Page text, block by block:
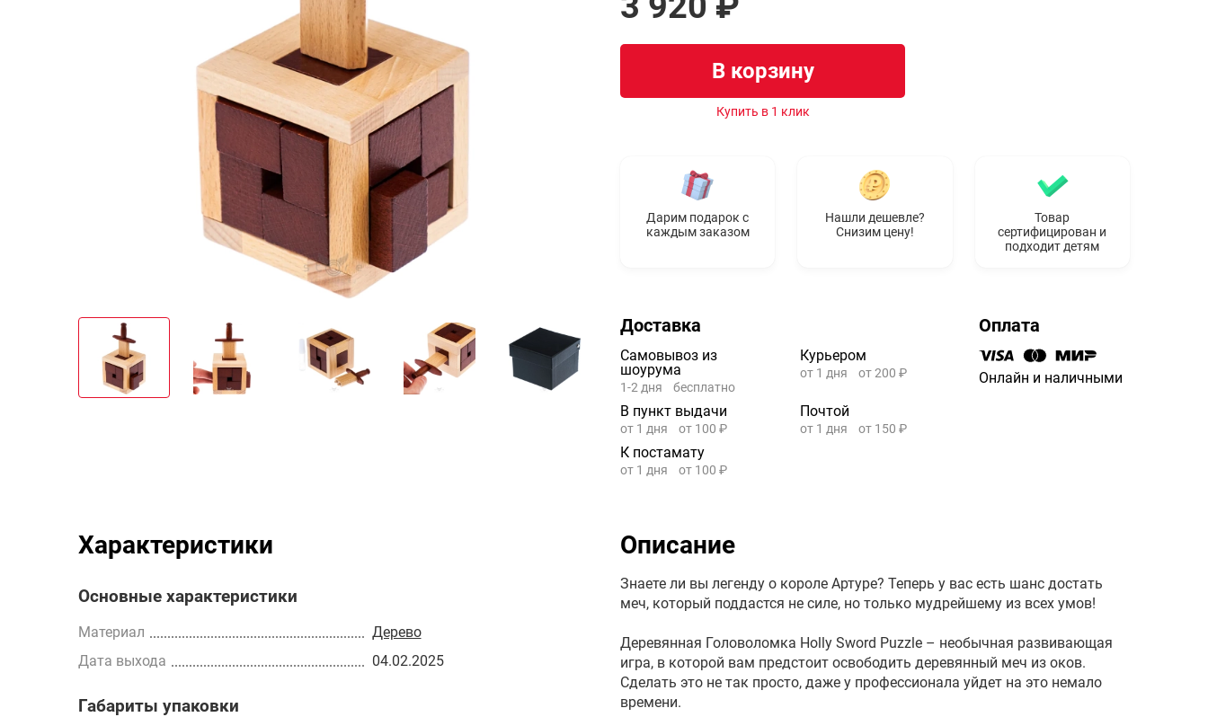
В корзину
Купить в 1 клик
Дарим подарок с
каждым заказом
Нашли дешевле?
Снизим цену!
Товар
сертифицирован и
подходит детям
Доставка
Самовывоз из
шоурума
1-2 дня бесплатно
Курьером
от 1 дня от 200 ₽
В пункт выдачи
от 1 дня от 100 ₽
Почтой
от 1 дня от 150 ₽
К постамату
от 1 дня от 100 ₽
Оплата
Онлайн и наличными
Характеристики
Основные характеристики
Материал
Дерево
Дата выхода
04.02.2025
Габариты упаковки
Описание
Знаете ли вы легенду о короле Артуре? Теперь у вас есть шанс достать
меч, который поддастся не силе, но только мудрейшему из всех умов!
Деревянная Головоломка Holly Sword Puzzle – необычная развивающая
игра, в которой вам предстоит освободить деревянный меч из оков.
Сделать это не так просто, даже у профессионала уйдет на это немало
времени.